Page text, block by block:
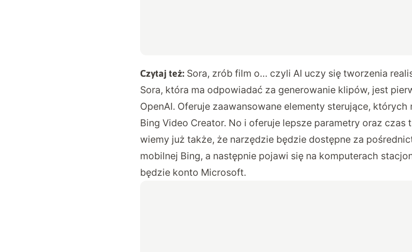
Czytaj też: Sora, zrób film o… czyli AI uczy się tworzenia
Sora, która ma odpowiadać za generowanie klipów, jest
OpenAI. Oferuje zaawansowane elementy sterujące,
Bing Video Creator. No i oferuje lepsze parametry oraz czas
wiemy już także, że narzędzie będzie dostępne za
mobilnej Bing, a następnie pojawi się na komputerach
będzie konto Microsoft.